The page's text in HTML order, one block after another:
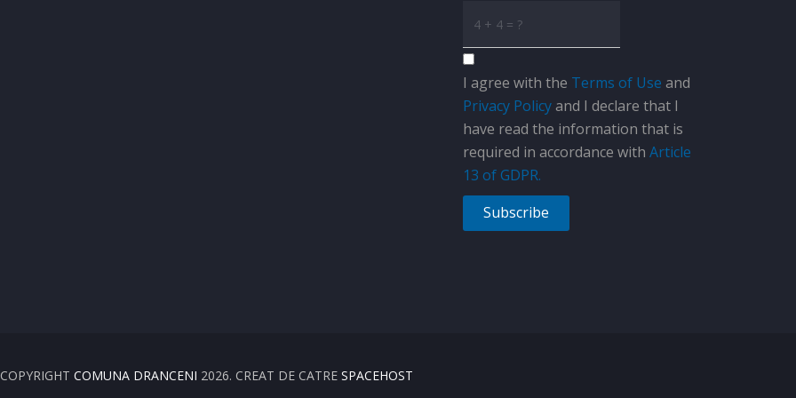
I agree with the Terms of Use and
Privacy Policyand I declare that I
have read the information that is
required in accordance with Article
13 of GDPR.
Subscribe
COMUNA DRANCENI 2026. CREAT DE CATRE SPACEHOST